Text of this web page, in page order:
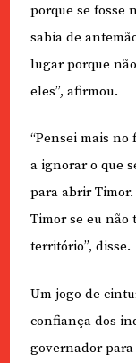
porque se fosse
sabia de
lugar porque
eles”, afirmou.
“Pensei mais
a ignorar o que
para abrir
Timor se eu não
território”, disse.
Um jogo de
confiança dos
governador